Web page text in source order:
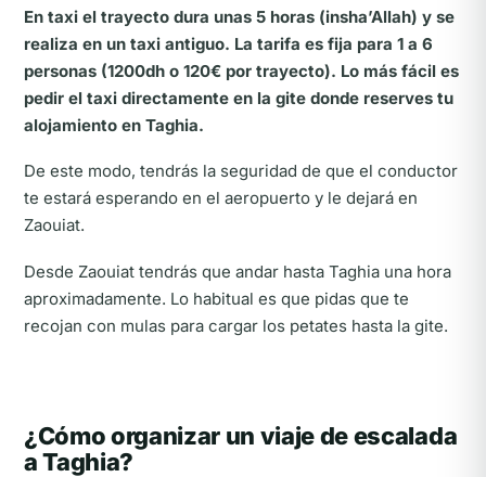
En taxi el trayecto dura unas 5 horas (insha’Allah) y se
realiza en un taxi antiguo. La tarifa es fija para 1 a 6
personas (1200dh o 120€ por trayecto). Lo más fácil es
pedir el taxi directamente en la gite donde reserves tu
alojamiento en Taghia.
De este modo, tendrás la seguridad de que el conductor
te estará esperando en el aeropuerto y le dejará en
Zaouiat.
Desde Zaouiat tendrás que andar hasta Taghia una hora
aproximadamente. Lo habitual es que pidas que te
recojan con mulas para cargar los petates hasta la gite.
¿Cómo organizar un viaje de escalada
a Taghia?